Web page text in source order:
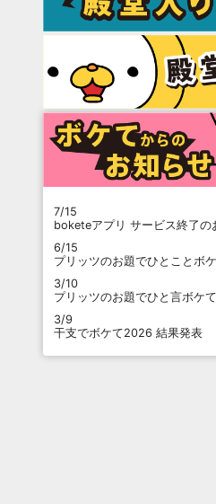
7/15
boketeアプリ サービス終了の
6/15
プリッツのお題でひとことボ
3/10
プリッツのお題でひと言ボケ
3/9
干支でボケて2026 結果発表